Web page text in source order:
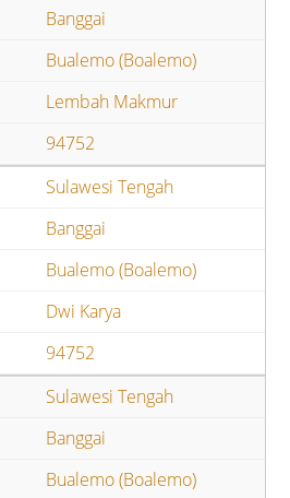
Banggai
Bualemo (Boalemo)
Lembah Makmur
94752
Sulawesi Tengah
Banggai
Bualemo (Boalemo)
Dwi Karya
94752
Sulawesi Tengah
Banggai
Bualemo (Boalemo)